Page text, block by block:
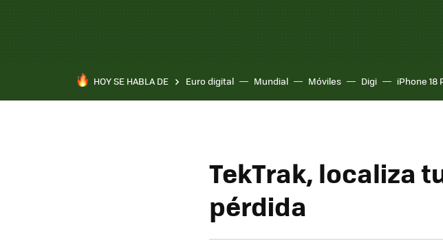
HOY SE HABLA DE Euro digital Mundial Móviles Digi iPhone 18
TekTrak, localiza
pérdida